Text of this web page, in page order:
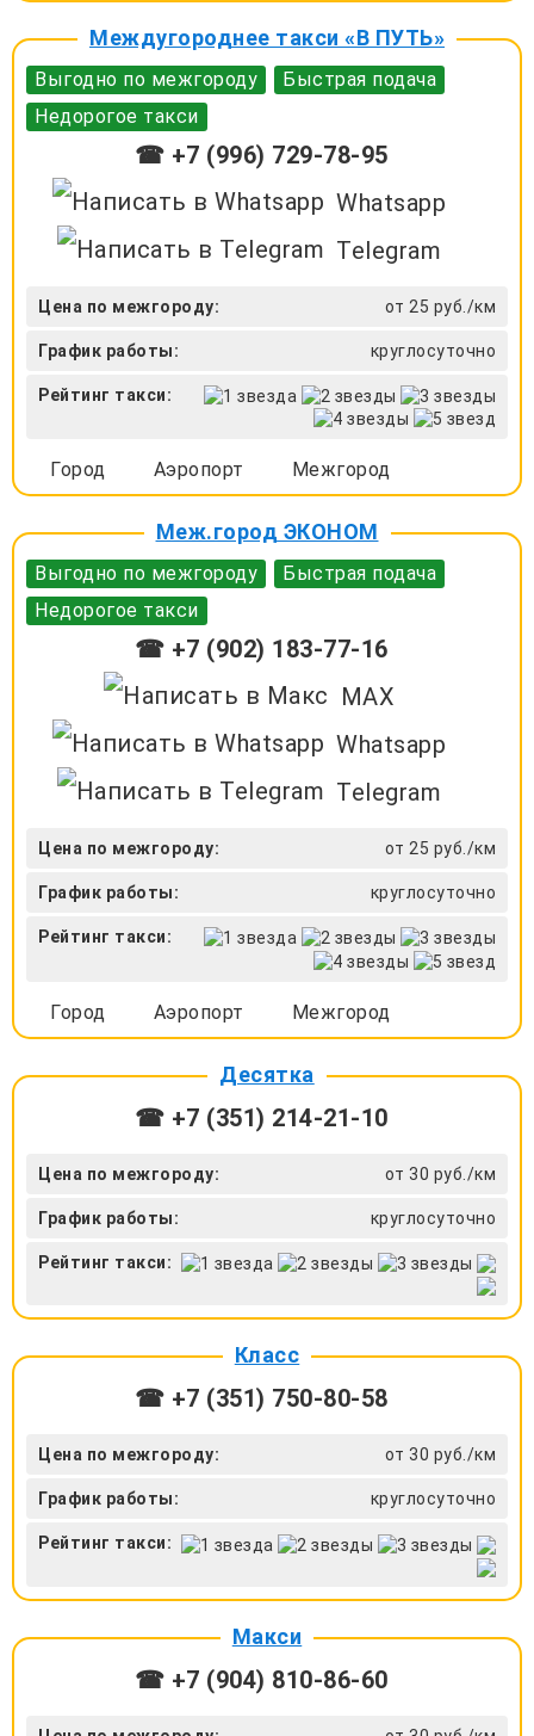
Междугороднее такси «В ПУТЬ»
Выгодно по межгороду
Быстрая подача
Недорогое такси
☎ +7 (996) 729-78-95
Whatsapp
Telegram
Цена по межгороду: от 25 руб./км
График работы: круглосуточно
Рейтинг такси:
Город Аэропорт Межгород
Меж.город ЭКОНОМ
Выгодно по межгороду
Быстрая подача
Недорогое такси
☎ +7 (902) 183-77-16
MAX
Whatsapp
Telegram
Цена по межгороду: от 25 руб./км
График работы: круглосуточно
Рейтинг такси:
Город Аэропорт Межгород
Десятка
☎ +7 (351) 214-21-10
Цена по межгороду: от 30 руб./км
График работы: круглосуточно
Рейтинг такси:
Класс
☎ +7 (351) 750-80-58
Цена по межгороду: от 30 руб./км
График работы: круглосуточно
Рейтинг такси:
Макси
☎ +7 (904) 810-86-60